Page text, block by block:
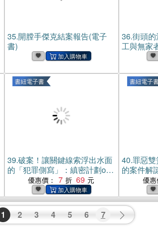
35.開膛手傑克結案報告(電子
書)
36.街頭
工與無家
書紐電子書
39.破案！讓關鍵線索浮出水面
的「犯罪側寫」：縝密計劃or
臨時起意？單獨行動or存在共
犯？從屍體特徵反推凶手喜
好，刑偵專家必備的高端心理
技術【純有聲】(電子書)
優惠價： 7 69
書紐電子
40.罪惡
的案件解
位殘暴惡
搭檔身上
們踏上謀
聲】(電子
優惠
1 2 3 4 5 6 7